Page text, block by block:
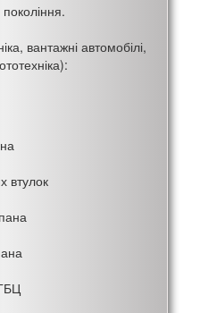
вантажні автомобілі,
втулок